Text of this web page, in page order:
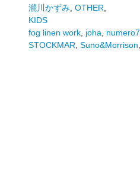
瀧川かずみ, OTHER,
KIDS
fog linen work, joha,
STOCKMAR, Suno&Morrison,